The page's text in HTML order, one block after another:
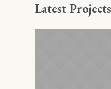
Latest Projects